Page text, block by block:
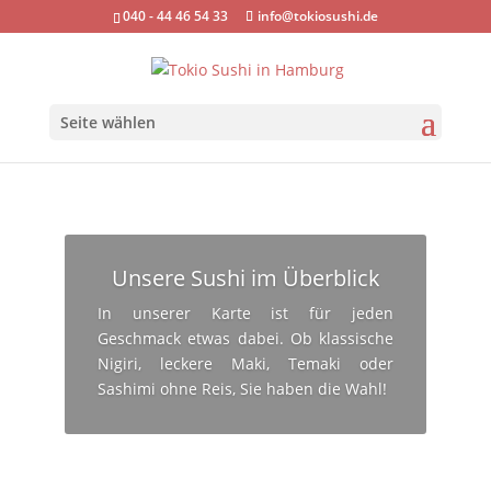
040 - 44 46 54 33 info@tokiosushi.de
Seite wählen
Unsere Sushi im Überblick
In unserer Karte ist für jeden
Geschmack etwas dabei. Ob klassische
Nigiri, leckere Maki, Temaki oder
Sashimi ohne Reis, Sie haben die Wahl!